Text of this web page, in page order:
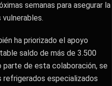
semanas para asegurar la
ha priorizado el apoyo
saldo de más de 3.500
de esta colaboración, se
refrigerados especializados